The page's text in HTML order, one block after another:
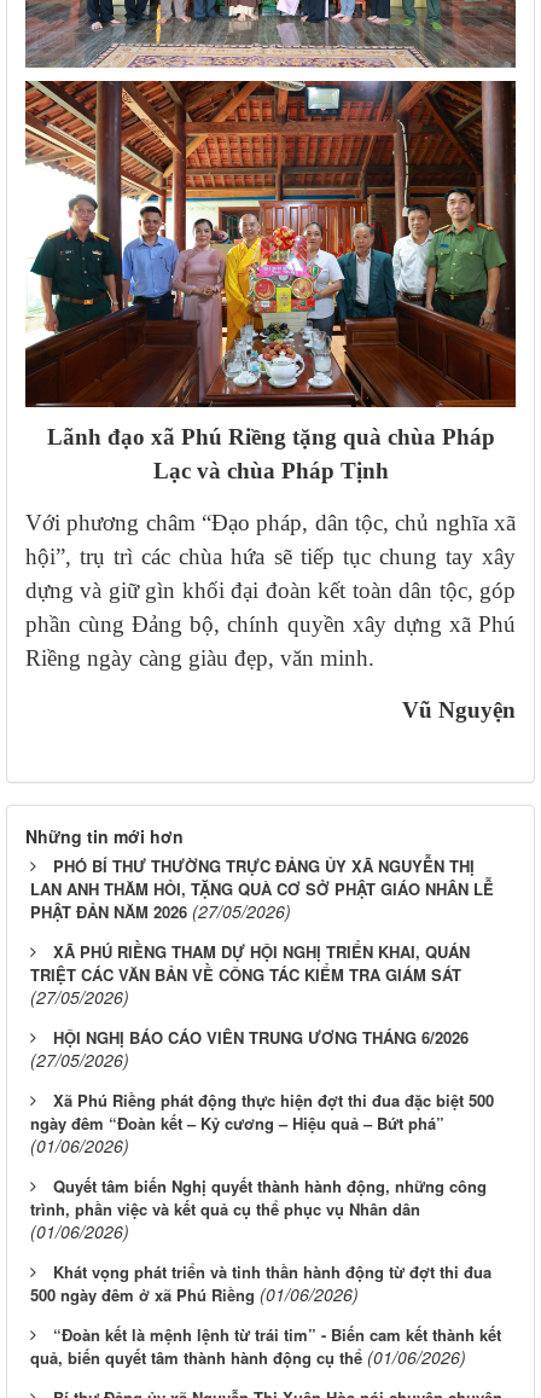
Lãnh đạo xã Phú Riềng tặng quà chùa Pháp
Lạc và chùa Pháp Tịnh
Với phương châm “Đạo pháp, dân tộc, chủ nghĩa xã
hội”, trụ trì các chùa hứa sẽ tiếp tục chung tay xây
dựng và giữ gìn khối đại đoàn kết toàn dân tộc, góp
phần cùng Đảng bộ, chính quyền xây dựng xã Phú
Riềng ngày càng giàu đẹp, văn minh.
Vũ Nguyện
Những tin mới hơn
PHÓ BÍ THƯ THƯỜNG TRỰC ĐẢNG ỦY XÃ NGUYỄN THỊ
LAN ANH THĂM HỎI, TẶNG QUÀ CƠ SỞ PHẬT GIÁO NHÂN LỄ
PHẬT ĐẢN NĂM 2026 (27/05/2026)
XÃ PHÚ RIỀNG THAM DỰ HỘI NGHỊ TRIỂN KHAI, QUÁN
TRIỆT CÁC VĂN BẢN VỀ CÔNG TÁC KIỂM TRA GIÁM SÁT
(27/05/2026)
HỘI NGHỊ BÁO CÁO VIÊN TRUNG ƯƠNG THÁNG 6/2026
(27/05/2026)
Xã Phú Riềng phát động thực hiện đợt thi đua đặc biệt 500
ngày đêm “Đoàn kết – Kỷ cương – Hiệu quả – Bứt phá”
(01/06/2026)
Quyết tâm biến Nghị quyết thành hành động, những công
trình, phần việc và kết quả cụ thể phục vụ Nhân dân
(01/06/2026)
Khát vọng phát triển và tinh thần hành động từ đợt thi đua
500 ngày đêm ở xã Phú Riềng (01/06/2026)
“Đoàn kết là mệnh lệnh từ trái tim” - Biến cam kết thành kết
quả, biến quyết tâm thành hành động cụ thể (01/06/2026)